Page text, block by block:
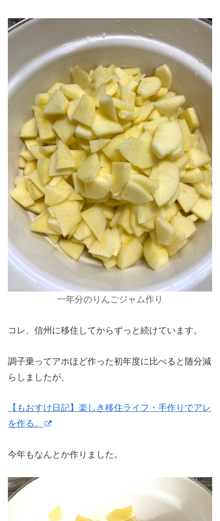
一年分のりんごジャム作り
コレ、信州に移住してからずっと続けています。
調子乗ってアホほど作った初年度に比べると随分減
らしましたが、
【もおすけ日記】楽しき移住ライフ・手作りでアレ
を作る。
今年もなんとか作りました。